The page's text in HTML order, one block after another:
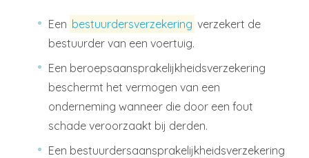
Een bestuurdersverzekering verzekert de
bestuurder van een voertuig.
Een beroepsaansprakelijkheidsverzekering
beschermt het vermogen van een
onderneming wanneer die door een fout
schade veroorzaakt bij derden.
Een bestuurdersaansprakelijkheidsverzekering